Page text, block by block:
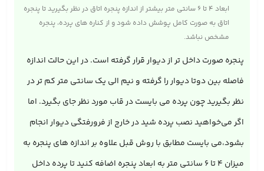
ابعاد ۴ تا ۶ سانتی متر بیشتر از اندازه پنجره اتاق در نظر بگیرید تا پنجره
اتاق به صورت کامل پوشش داده شود و از کناره های پرده، پنجره
مشخص نباشد.
پنجره صورت داخل تر از دیوار قرار گرفته است. در این حالت اندازه
فاصله بین دوتا دیوار را گرفته و نیم الی یک سانتی متر کم تر در
نظر بگیرید چون پرده می بایست در قاب مورد نظر جای بگیرد. اما
اگر می‌خواهید نصب پرده شید در خارج از فرورفتگی دیوار انجام
بشود،می بایست مطابق با روش قبل علاوه بر اندازه های پنجره به
میزان 4 تا 6 سانتی متر به ابعاد پنجره اضافه کنید تا پرده داخل